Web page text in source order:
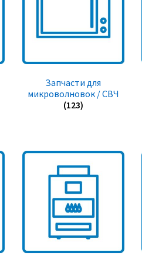
Запчасти для
микроволновок / СВЧ
(123)